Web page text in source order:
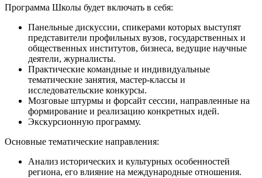
Программа Школы будет включать в себя:
Панельные дискуссии, спикерами которых выступят
представители профильных вузов, государственных и
общественных институтов, бизнеса, ведущие научные
деятели, журналисты.
Практические командные и индивидуальные
тематические занятия, мастер-классы и
исследовательские конкурсы.
Мозговые штурмы и форсайт сессии, направленные на
формирование и реализацию конкретных идей.
Экскурсионную программу.
Основные тематические направления:
Анализ исторических и культурных особенностей
региона, его влияние на международные отношения.